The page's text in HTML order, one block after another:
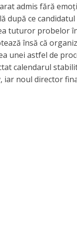
admis fără
după ce
tuturor probelor
însă că
astfel de
calendarul
noul director